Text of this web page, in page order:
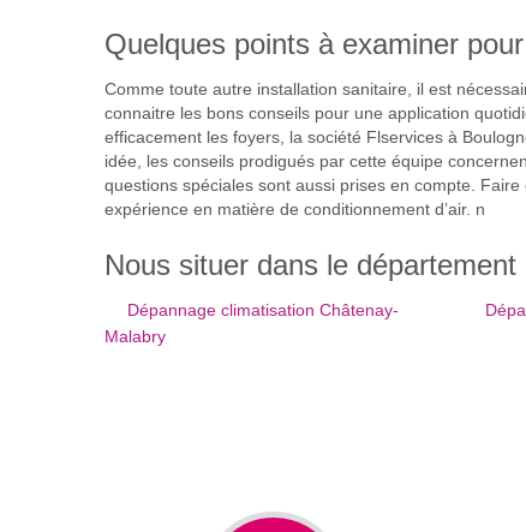
Quelques points à examiner
Comme toute autre installation sanitaire, il est
connaitre les bons conseils pour une application
efficacement les foyers, la société Flservices à
idée, les conseils prodigués par cette équipe
questions spéciales sont aussi prises en compte.
expérience en matière de conditionnement d’air. n
Nous situer dans le département
Dépannage climatisation Châtenay-
Malabry